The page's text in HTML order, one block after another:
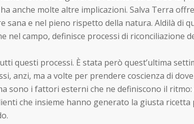
anche molte altre implicazioni. Salva Terra
e nel pieno rispetto della natura. Aldilà di
campo, definisce processi di riconciliazione
questi processi. È stata però quest’ultima
anzi, ma a volte per prendere coscienza di dove
sono i fattori esterni che ne definiscono il ritmo:
che insieme hanno generato la giusta ricetta